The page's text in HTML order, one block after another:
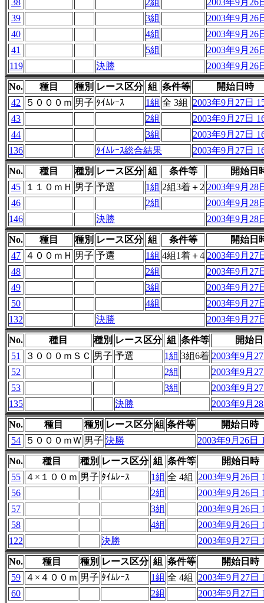
38
2組
2003年9月26
39
3組
2003年9月26
40
4組
2003年9月26
41
5組
2003年9月26
119
決勝 2003年9月26
No. 種目 種別 レース区分 組 条件等
開始日時
42
５０００ｍ 男子 ﾀｲﾑﾚｰｽ 1組 全 3組
2003年9月27日
43
2組
2003年9月27日
44
3組
2003年9月27日
136
ﾀｲﾑﾚｰｽ総合結果 2003年9月27日
No. 種目 種別 レース区分 組 条件等
開始日
45
１１０ｍＨ 男子 予選 1組 2組3着＋2 2003年9月28
46
2組
2003年9月28
146
決勝 2003年9月28
No. 種目 種別 レース区分 組 条件等
開始日
47
４００ｍＨ 男子 予選 1組 4組1着＋4 2003年9月27
48
2組
2003年9月27
49
3組
2003年9月27
50
4組
2003年9月27
132
決勝 2003年9月27
No. 種目 種別 レース区分 組 条件等
開始
51
３０００ｍＳＣ 男子 予選 1組 3組6着 2003年9月
52
2組
2003年9月
53
3組
2003年9月
135
決勝 2003年9月
No. 種目 種別 レース区分 組 条件等
開始日時
54
５０００ｍＷ 男子 決勝 2003年9月26日
No. 種目 種別 レース区分 組 条件等
開始日時
55
４×１００ｍ 男子 ﾀｲﾑﾚｰｽ 1組 全 4組
2003年9月26日
56
2組
2003年9月26日
57
3組
2003年9月26日
58
4組
2003年9月26日
122
決勝 2003年9月27日
No. 種目 種別 レース区分 組 条件等
開始日時
59
４×４００ｍ 男子 ﾀｲﾑﾚｰｽ 1組 全 4組
2003年9月27日
60
2組 2003年9月27日